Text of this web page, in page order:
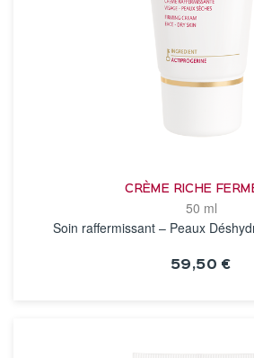
CRÈME RICHE
50 ml
Soin raffermissant – Peaux
59,50 €